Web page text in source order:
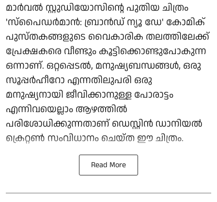
മാർവൽ സ്റ്റുഡിയോസിന്റെ പുതിയ ചിത്രം
'സ്പൈഡർമാൻ: ബ്രാൻഡ് ന്യൂ ഡേ' കോമിക്
പുസ്തകങ്ങളുടെ വൈകാരിക തലത്തിലേക്ക്
പ്രേക്ഷകരെ വീണ്ടും കൂട്ടിക്കൊണ്ടുപോകുന്ന
ഒന്നാണ്. ഒറ്റപ്പെടൽ, മനുഷ്യബന്ധങ്ങൾ, ഒരു
സൂപ്പർഹീറോ എന്നതിലുപരി ഒരു
മനുഷ്യനായി ജീവിക്കാനുള്ള പോരാട്ടം
എന്നിവയെല്ലാം ആഴത്തിൽ
പരിശോധിക്കുന്നതാണ് ഡെസ്റ്റിൻ ഡാനിയൽ
ക്രെറ്റൺ സംവിധാനം ചെയ്ത ഈ ചിത്രം.
Read More